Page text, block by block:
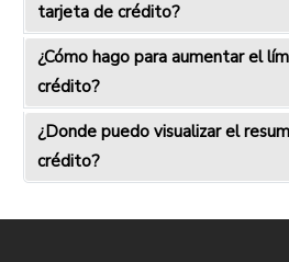
tarjeta de crédito?
¿Cómo hago para aumentar el
crédito?
¿Donde puedo visualizar el
crédito?